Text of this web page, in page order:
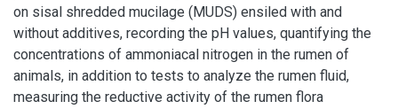
on sisal shredded mucilage (MUDS) ensiled with and
without additives, recording the pH values, quantifying the
concentrations of ammoniacal nitrogen in the rumen of
animals, in addition to tests to analyze the rumen fluid,
measuring the reductive activity of the rumen flora